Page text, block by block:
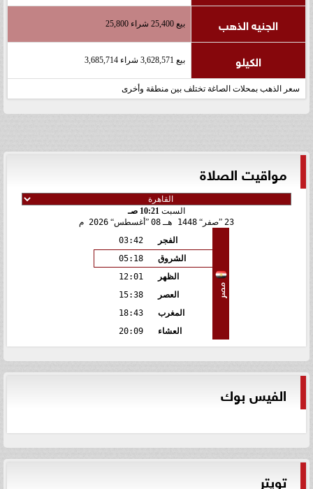
الجنيه الذهب بيع 25,400 شراء 25,800
الكيلو بيع 3,628,571 شراء 3,685,714
سعر الذهب بمحلات الصاغة تختلف بين منطقة وأخرى
مواقيت الصلاة
السبت 10:21 صـ
23 صفر 1448 هـ 08 أغسطس 2026 م
مصر
الفجر
03:42
الشروق
05:18
الظهر
12:01
العصر
15:38
المغرب
18:43
العشاء
20:09
الفيس بوك
تويتر